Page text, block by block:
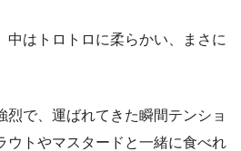
中はトロトロに柔らかい、まさに
烈で、運ばれてきた瞬間テンショ
ウトやマスタードと一緒に食べれ